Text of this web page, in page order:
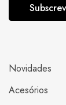
Novidades
Acesórios